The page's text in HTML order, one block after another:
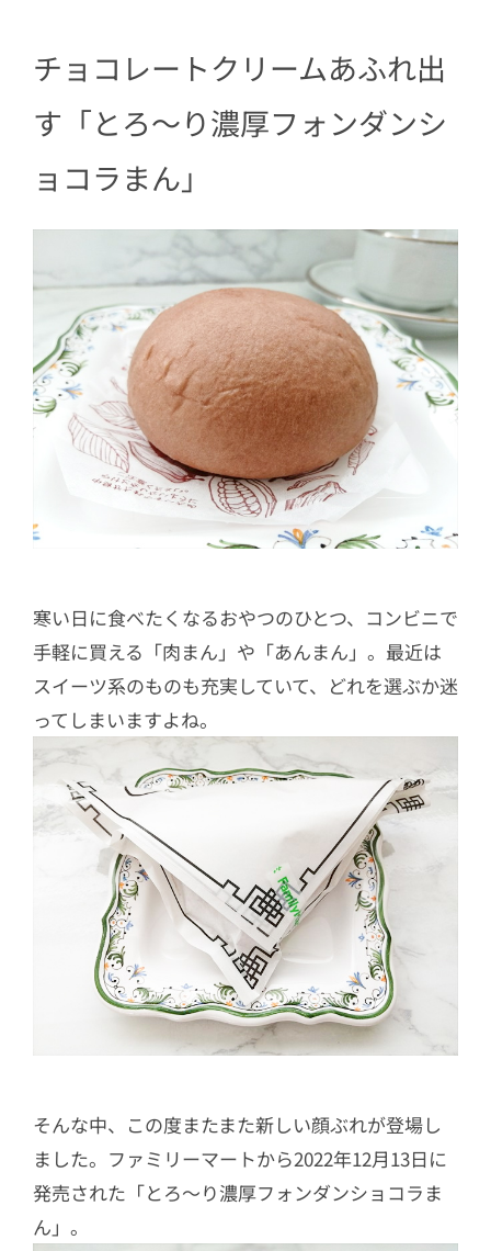
チョコレートクリームあふれ出
す「とろ～り濃厚フォンダンシ
ョコラまん」
寒い日に食べたくなるおやつのひとつ、コンビニで
手軽に買える「肉まん」や「あんまん」。最近は
スイーツ系のものも充実していて、どれを選ぶか迷
ってしまいますよね。
そんな中、この度またまた新しい顔ぶれが登場し
ました。ファミリーマートから2022年12月13日に
発売された「とろ～り濃厚フォンダンショコラま
ん」。